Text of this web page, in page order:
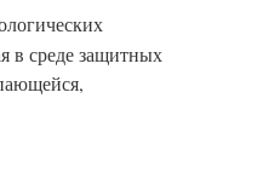
в среде защитных